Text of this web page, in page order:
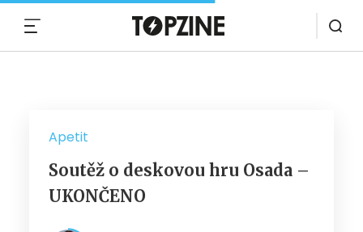
Apetit
Soutěž o deskovou hru Osada –
UKONČENO